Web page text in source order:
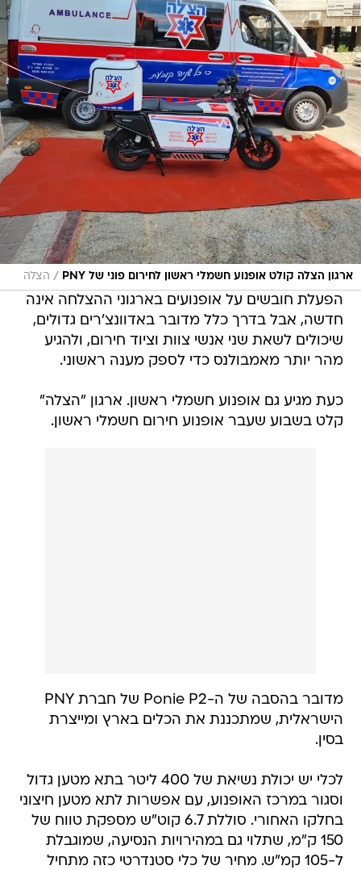
ארגון הצלה קולט אופנוע חשמלי ראשון לחירום פוני של PNY / הצלה
הפעלת חובשים על אופנועים בארגוני ההצלחה אינה
חדשה, אבל בדרך כלל מדובר באדוונצ'רים גדולים,
שיכולים לשאת שני אנשי צוות וציוד חירום, ולהגיע
מהר יותר מאמבולנס כדי לספק מענה ראשוני.
כעת מגיע גם אופנוע חשמלי ראשון. ארגון "הצלה"
קלט בשבוע שעבר אופנוע חירום חשמלי ראשון.
מדובר בהסבה של ה-Ponie P2 של חברת PNY
הישראלית, שמתכננת את הכלים בארץ ומייצרת
בסין.
לכלי יש יכולת נשיאת של 400 ליטר בתא מטען גדול
וסגור במרכז האופנוע, עם אפשרות לתא מטען חיצוני
בחלקו האחורי. סוללת 6.7 קוט"ש מספקת טווח של
150 ק"מ, שתלוי גם במהירויות הנסיעה, שמוגבלת
ל-105 קמ"ש. מחיר של כלי סטנדרטי כזה מתחיל